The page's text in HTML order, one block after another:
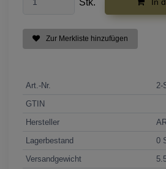
Zur Merkliste hinzufügen
Art.-Nr.
2-
GTIN
Hersteller
Lagerbestand
0
Versandgewicht